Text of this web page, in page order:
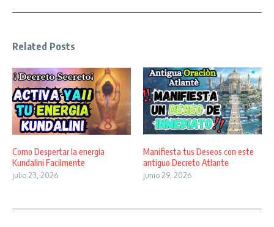
Related Posts
Como Despertar la energia
Kundalini Facilmente
julio 23, 2026
Manifiesta tus Deseos con este
antiguo Decreto Atlante
junio 29, 2026